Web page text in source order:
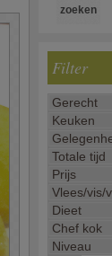
Filter